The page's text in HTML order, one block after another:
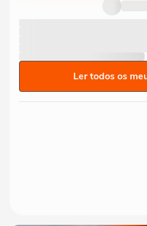
Ler todos os